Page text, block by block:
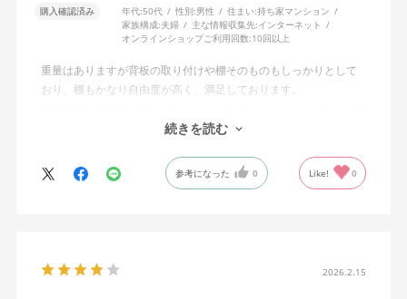
購入確認済み 年代:50代 性別:男性 住まい:持ち家マンション
家族構成:夫婦 主な情報収集先:インターネット
オンラインショップご利用回数:10回以上
重量はありますが背板の取り付けや棚そのものもしっかりとして
おり、棚もかなり自由度が高く、満足しております。
み付けもスムーズに出来、電動ドライバーは必要なかったです。
続きを読む
参考になった 0 Like! 0
2026.2.15